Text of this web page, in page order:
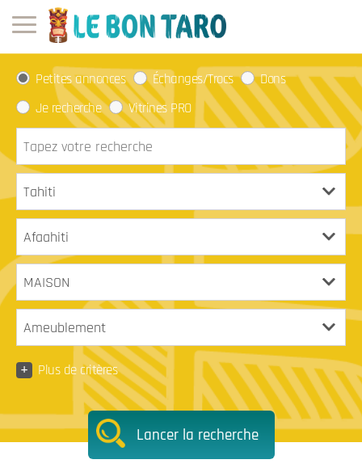
Petites annonces Échanges/Trocs
Dons
Je recherche
Vitrines PRO
+ Plus de critères
Lancer la recherche